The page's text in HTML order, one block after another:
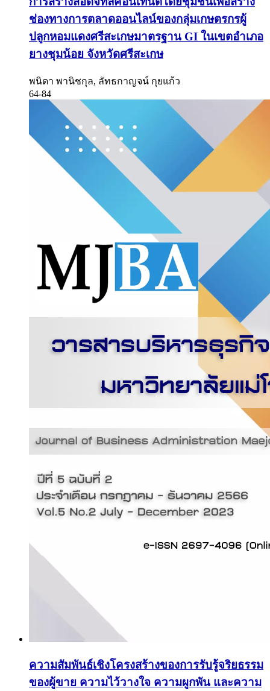
ช่องทางการตลาดออนไลน์ของกลุ่มเกษตรกรผู้
ปลูกหอมแดงศรีสะเกษมาตรฐาน GI ในเขตอำเภอ
ยางชุมน้อย จังหวัดศรีสะเกษ
พนิดา พานิชกุล, ลัทธกาญจน์ กุยแก้ว
64-84
ความสัมพันธ์เชิงโครงสร้างของการรับรู้จริยธรรม
ของผู้ขาย ความไว้วางใจ ความผูกพัน และความ